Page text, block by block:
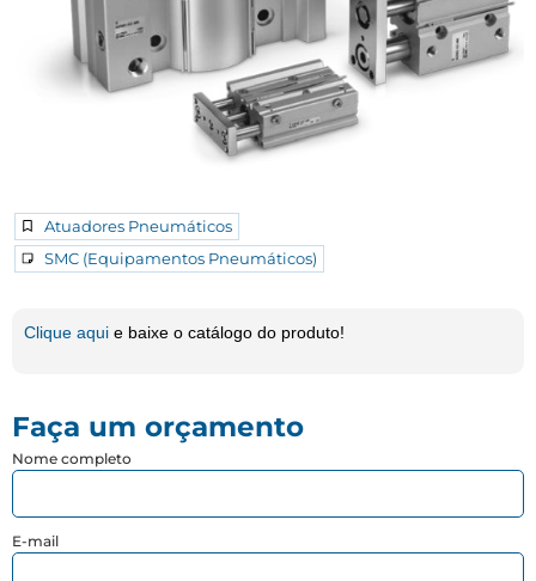
Atuadores Pneumáticos
SMC (Equipamentos Pneumáticos)
Clique aqui e baixe o catálogo do produto!
Faça um orçamento
Nome completo
E-mail